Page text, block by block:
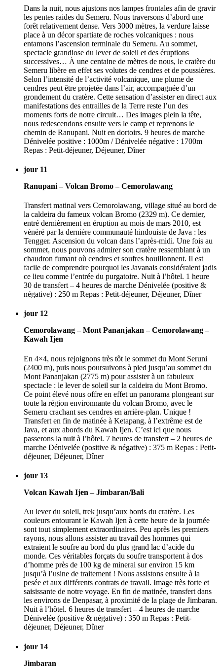
Dans la nuit, nous ajustons nos lampes frontales afin de gravir
les pentes raides du Semeru. Nous traversons d’abord une
forêt relativement dense. Vers 3000 mètres, la verdure laisse
place à un décor spartiate de roches volcaniques : nous
entamons l’ascension terminale du Semeru. Au sommet,
spectacle grandiose du lever de soleil et des éruptions
successives… À une centaine de mètres de nous, le cratère du
Semeru libère en effet ses volutes de cendres et de poussières.
Selon l’intensité de l’activité volcanique, une plume de
cendres peut être projetée dans l’air, accompagnée d’un
grondement du cratère. Cette sensation d’assister en direct aux
manifestations des entrailles de la Terre reste l’un des
moments forts de notre circuit… Des images plein la tête,
nous redescendons ensuite vers le camp et reprenons le
chemin de Ranupani. Nuit en dortoirs. 9 heures de marche
Dénivelée positive : 1000m / Dénivelée négative : 1700m
Repas : Petit-déjeuner, Déjeuner, Dîner
jour 11
Ranupani – Volcan Bromo – Cemorolawang
Transfert matinal vers Cemorolawang, village situé au bord de
la caldeira du fameux volcan Bromo (2329 m). Ce dernier,
entré dernièrement en éruption au mois de mars 2010, est
vénéré par la dernière communauté hindouiste de Java : les
Tengger. Ascension du volcan dans l’après-midi. Une fois au
sommet, nous pouvons admirer son cratère ressemblant à un
chaudron fumant où cendres et soufres bouillonnent. Il est
facile de comprendre pourquoi les Javanais considéraient jadis
ce lieu comme l’entrée du purgatoire. Nuit à l’hôtel. 1 heure
30 de transfert – 4 heures de marche Dénivelée (positive &
négative) : 250 m Repas : Petit-déjeuner, Déjeuner, Dîner
jour 12
Cemorolawang – Mont Pananjakan – Cemorolawang –
Kawah Ijen
En 4×4, nous rejoignons très tôt le sommet du Mont Seruni
(2400 m), puis nous poursuivons à pied jusqu’au sommet du
Mont Pananjakan (2775 m) pour assister à un fabuleux
spectacle : le lever de soleil sur la caldeira du Mont Bromo.
Ce point élevé nous offre en effet un panorama plongeant sur
toute la région environnante du volcan Bromo, avec le
Semeru crachant ses cendres en arrière-plan. Unique !
Transfert en fin de matinée à Ketapang, à l’extrême est de
Java, et aux abords du Kawah Ijen. C’est ici que nous
passerons la nuit à l’hôtel. 7 heures de transfert – 2 heures de
marche Dénivelée (positive & négative) : 375 m Repas : Petit-
déjeuner, Déjeuner, Dîner
jour 13
Volcan Kawah Ijen – Jimbaran/Bali
Au lever du soleil, trek jusqu’aux bords du cratère. Les
couleurs entourant le Kawah Ijen à cette heure de la journée
sont tout simplement extraordinaires. Peu après les premiers
rayons, nous allons assister au travail des hommes qui
extraient le soufre au bord du plus grand lac d’acide du
monde. Ces véritables forçats du soufre transportent à dos
d’homme près de 100 kg de minerai sur environ 15 km
jusqu’à l’usine de traitement ! Nous assistons ensuite à la
pesée et aux différents contrats de travail. Image très forte et
saisissante de notre voyage. En fin de matinée, transfert dans
les environs de Denpasar, à proximité de la plage de Jimbaran.
Nuit à l’hôtel. 6 heures de transfert – 4 heures de marche
Dénivelée (positive & négative) : 350 m Repas : Petit-
déjeuner, Déjeuner, Dîner
jour 14
Jimbaran